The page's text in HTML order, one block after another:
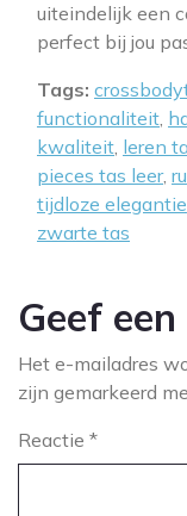
uiteindelijk een
perfect bij jou
Tags:
functionaliteit,
kwaliteit, leren
pieces tas leer,
tijdloze elegantie
zwarte tas
Geef
Het e-mailadres
zijn gemarkeerd
Reactie *